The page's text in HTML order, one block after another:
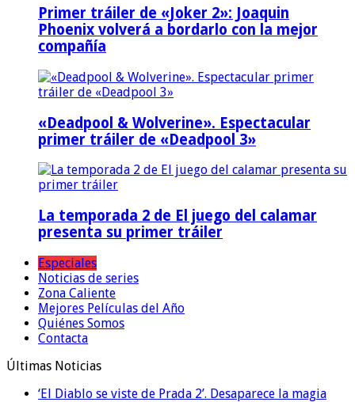
Primer tráiler de «Joker 2»: Joaquin
Phoenix volverá a bordarlo con la mejor
compañía
«Deadpool & Wolverine». Espectacular
primer tráiler de «Deadpool 3»
La temporada 2 de El juego del calamar
presenta su primer tráiler
Especiales
Noticias de series
Zona Caliente
Mejores Películas del Año
Quiénes Somos
Contacta
Últimas Noticias
‘El Diablo se viste de Prada 2’. Desaparece la magia